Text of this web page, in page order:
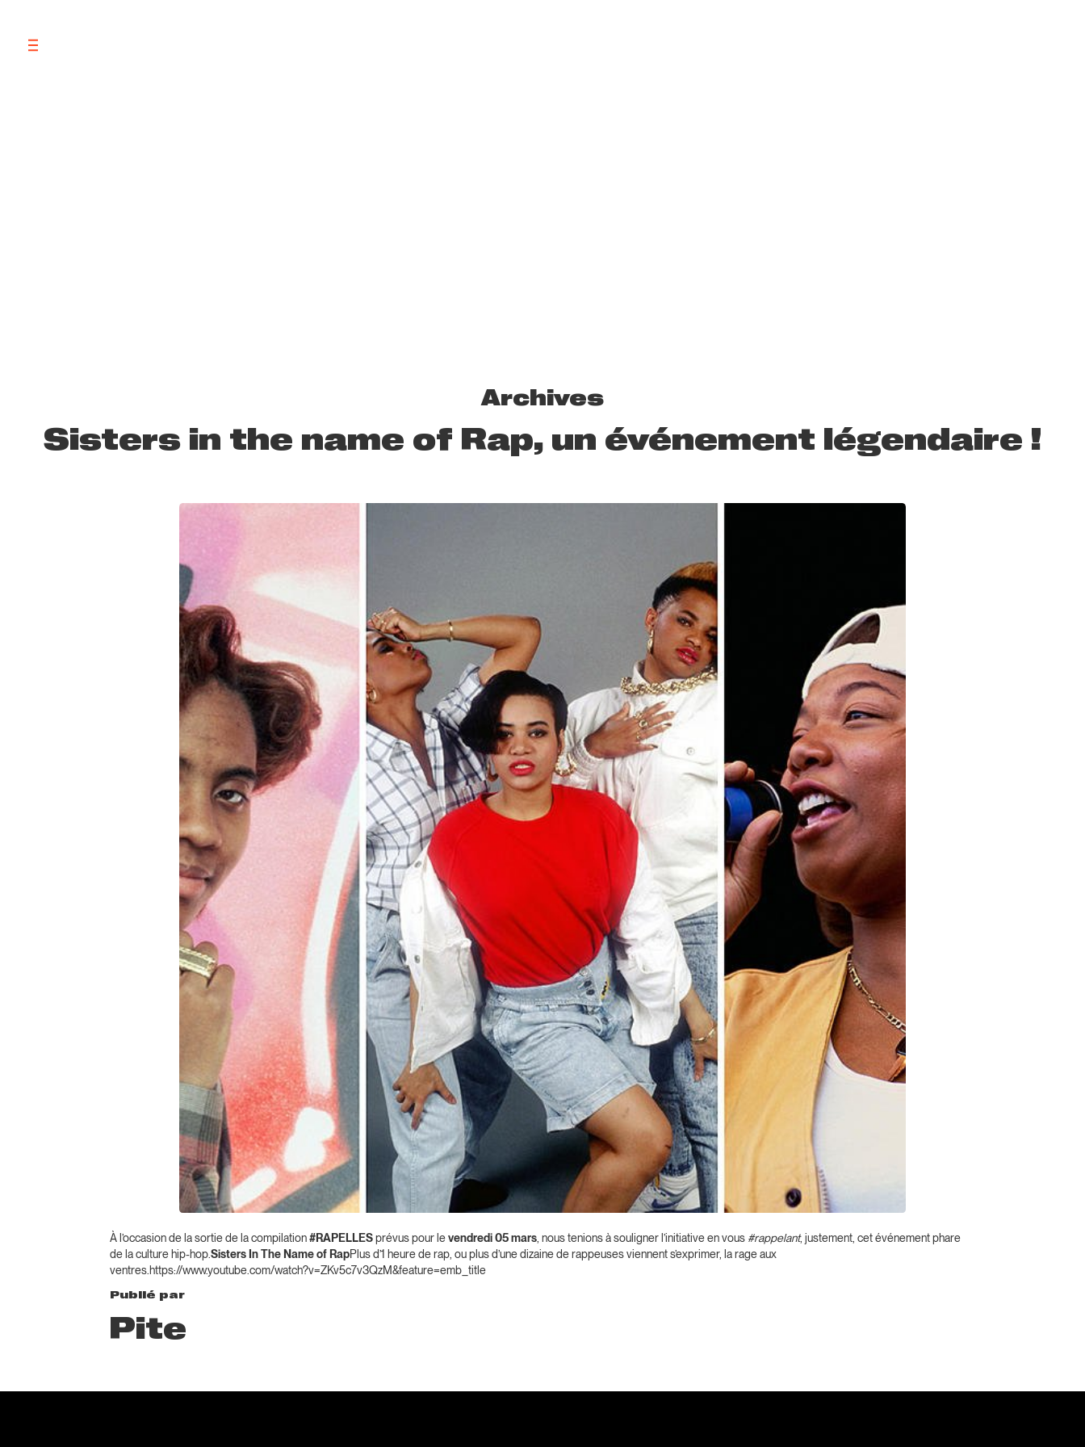
Archives
Sisters in the name of Rap, un événement légendaire !
À l’occasion de la sortie de la compilation#RAPELLESprévus pour levendredi 05 mars, nous tenions à souligner l’initiative en vous #rappelant, justement, cet événement phare
de la culture hip-hop.Sisters In The Name of RapPlus d’1 heure de rap, ou plus d’une dizaine de rappeuses viennent s’exprimer, la rage aux
ventres.https://www.youtube.com/watch?v=ZKv5c7v3QzM&feature=emb_title
Publié par
Pite